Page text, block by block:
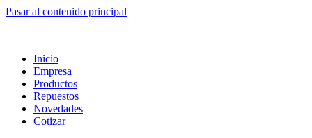
Pasar al contenido principal
Inicio
Empresa
Productos
Repuestos
Novedades
Cotizar